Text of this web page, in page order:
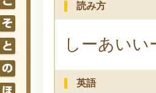
読み方
しーあい
英語